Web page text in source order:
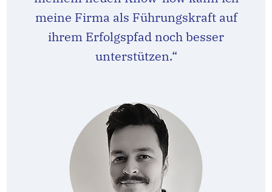
meine Firma als Führungskraft auf
ihrem Erfolgspfad noch besser
unterstützen.“